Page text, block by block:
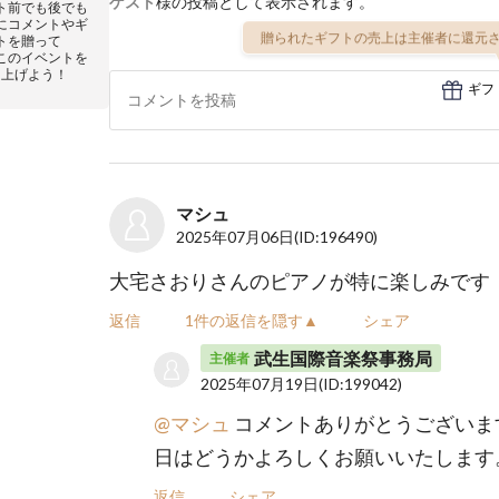
前でも後でも
コメントやギ
を贈って
のイベントを
げよう！
贈られたギフトの売上は主催者に還元
ギフ
マシュ
2025年07月06日(ID:196490)
大宅さおりさんのピアノが特に楽しみです
返信 1件の返信を隠す▲ シェア
主催者 武生国際音楽祭事務局
2025年07月19日(ID:199042)
@マシュ コメントありがとうござい
日はどうかよろしくお願いいたしま